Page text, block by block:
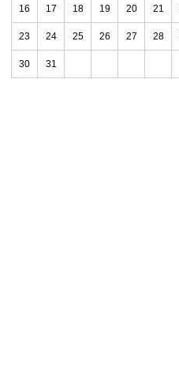
16 17 18 19 20 21
23 24 25 26 27 28
30 31